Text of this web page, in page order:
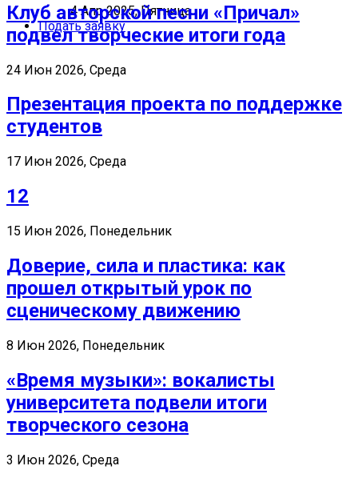
4 Апр 2025, Пятница
Подать заявку
Клуб авторской песни «Причал»
подвел творческие итоги года
24 Июн 2026, Среда
Презентация проекта по поддержке
студентов
17 Июн 2026, Среда
12
15 Июн 2026, Понедельник
Доверие, сила и пластика: как
прошел открытый урок по
сценическому движению
8 Июн 2026, Понедельник
«Время музыки»: вокалисты
университета подвели итоги
творческого сезона
3 Июн 2026, Среда